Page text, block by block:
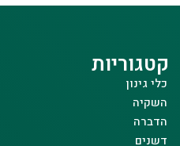
קטגוריות
כלי גינון
השקיה
הדברה
דשנים